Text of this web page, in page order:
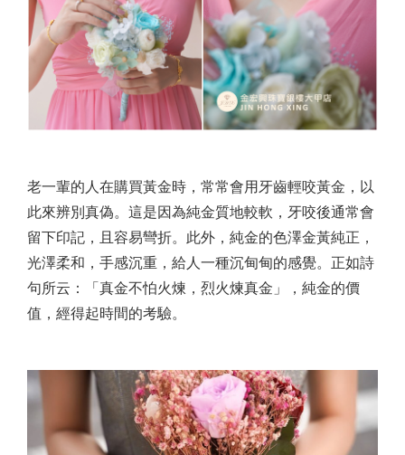
老一輩的人在購買黃金時，常常會用牙齒輕咬黃金，以
此來辨別真偽。這是因為純金質地較軟，牙咬後通常會
留下印記，且容易彎折。此外，純金的色澤金黃純正，
光澤柔和，手感沉重，給人一種沉甸甸的感覺。正如詩
句所云：「真金不怕火煉，烈火煉真金」，純金的價
值，經得起時間的考驗。